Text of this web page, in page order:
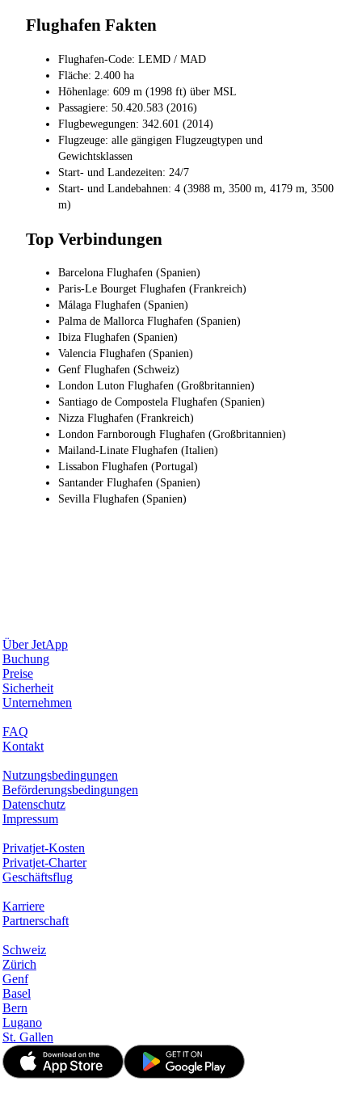
Flughafen Fakten
Flughafen-Code: LEMD / MAD
Fläche: 2.400 ha
Höhenlage: 609 m (1998 ft) über MSL
Passagiere: 50.420.583 (2016)
Flugbewegungen: 342.601 (2014)
Flugzeuge: alle gängigen Flugzeugtypen und
Gewichtsklassen
Start- und Landezeiten: 24/7
Start- und Landebahnen: 4 (3988 m, 3500 m, 4179 m, 3500
m)
Top Verbindungen
Barcelona Flughafen (Spanien)
Paris-Le Bourget Flughafen (Frankreich)
Málaga Flughafen (Spanien)
Palma de Mallorca Flughafen (Spanien)
Ibiza Flughafen (Spanien)
Valencia Flughafen (Spanien)
Genf Flughafen (Schweiz)
London Luton Flughafen (Großbritannien)
Santiago de Compostela Flughafen (Spanien)
Nizza Flughafen (Frankreich)
London Farnborough Flughafen (Großbritannien)
Mailand-Linate Flughafen (Italien)
Lissabon Flughafen (Portugal)
Santander Flughafen (Spanien)
Sevilla Flughafen (Spanien)
Über JetApp
Buchung
Preise
Sicherheit
Unternehmen
FAQ
Kontakt
Nutzungsbedingungen
Beförderungsbedingungen
Datenschutz
Impressum
Privatjet-Kosten
Privatjet-Charter
Geschäftsflug
Karriere
Partnerschaft
Schweiz
Zürich
Genf
Basel
Bern
Lugano
St. Gallen